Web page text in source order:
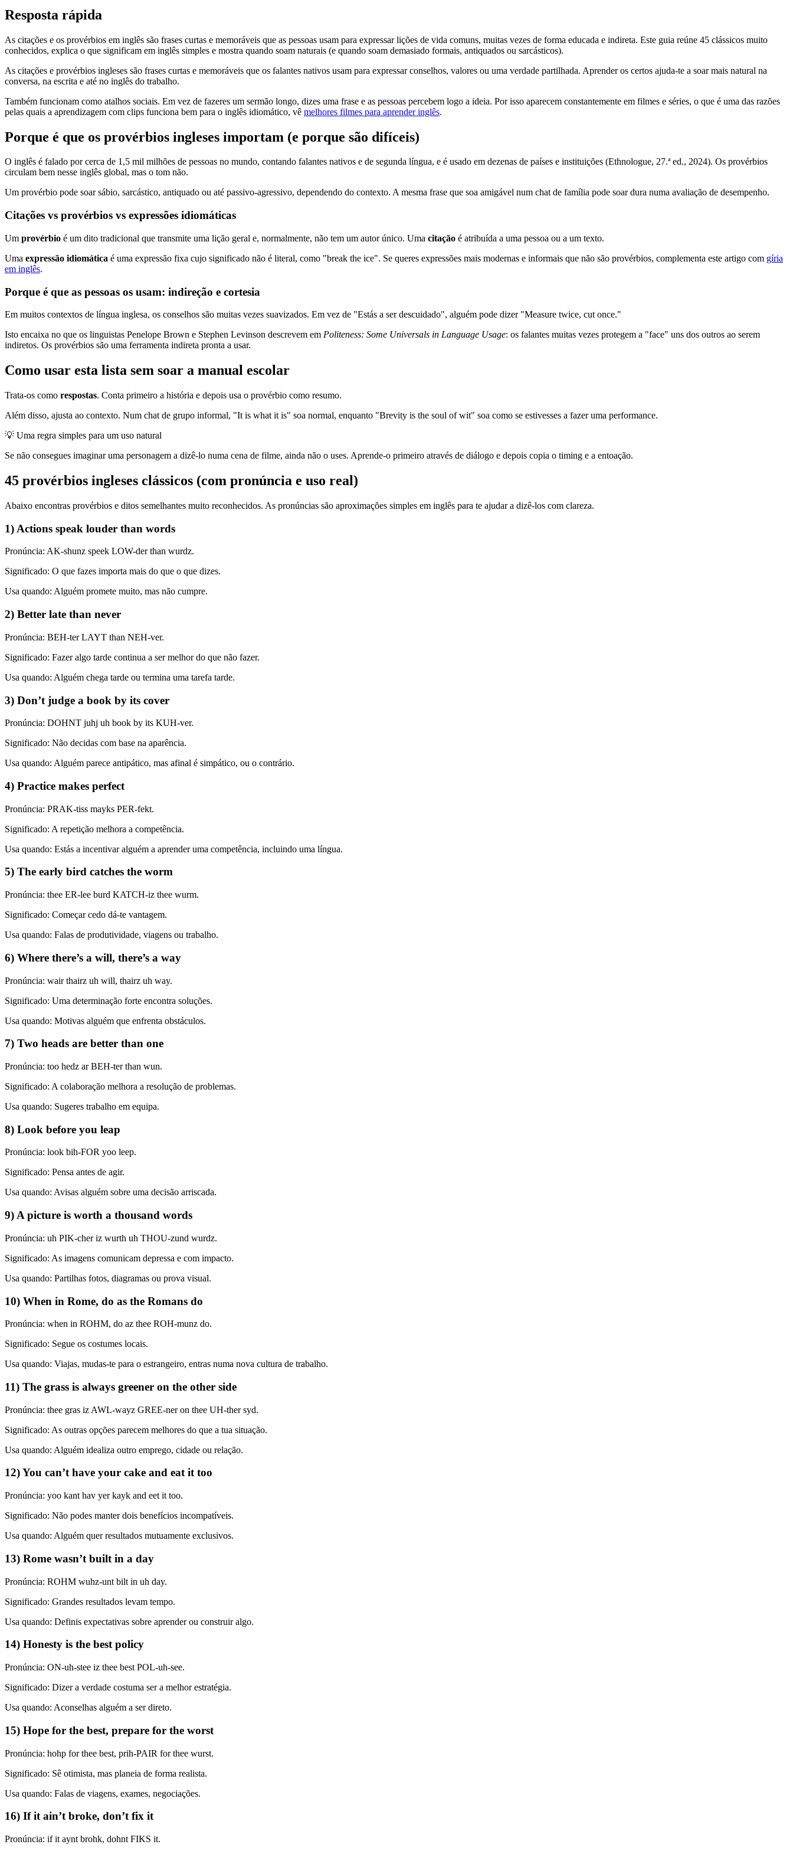
Resposta rápida
As citações e os provérbios em inglês são frases curtas e memoráveis que as pessoas usam para expressar lições de vida comuns, muitas vezes de forma educada e indireta. Este guia reúne 45 clássicos muito
conhecidos, explica o que significam em inglês simples e mostra quando soam naturais (e quando soam demasiado formais, antiquados ou sarcásticos).
As citações e provérbios ingleses são frases curtas e memoráveis que os falantes nativos usam para expressar conselhos, valores ou uma verdade partilhada. Aprender os certos ajuda-te a soar mais natural na
conversa, na escrita e até no inglês do trabalho.
Também funcionam como atalhos sociais. Em vez de fazeres um sermão longo, dizes uma frase e as pessoas percebem logo a ideia. Por isso aparecem constantemente em filmes e séries, o que é uma das razões
pelas quais a aprendizagem com clips funciona bem para o inglês idiomático, vê melhores filmes para aprender inglês.
Porque é que os provérbios ingleses importam (e porque são difíceis)
O inglês é falado por cerca de 1,5 mil milhões de pessoas no mundo, contando falantes nativos e de segunda língua, e é usado em dezenas de países e instituições (Ethnologue, 27.ª ed., 2024). Os provérbios
circulam bem nesse inglês global, mas o tom não.
Um provérbio pode soar sábio, sarcástico, antiquado ou até passivo-agressivo, dependendo do contexto. A mesma frase que soa amigável num chat de família pode soar dura numa avaliação de desempenho.
Citações vs provérbios vs expressões idiomáticas
Um provérbio é um dito tradicional que transmite uma lição geral e, normalmente, não tem um autor único. Uma citação é atribuída a uma pessoa ou a um texto.
Uma expressão idiomática é uma expressão fixa cujo significado não é literal, como "break the ice". Se queres expressões mais modernas e informais que não são provérbios, complementa este artigo com gíria
em inglês.
Porque é que as pessoas os usam: indireção e cortesia
Em muitos contextos de língua inglesa, os conselhos são muitas vezes suavizados. Em vez de "Estás a ser descuidado", alguém pode dizer "Measure twice, cut once."
Isto encaixa no que os linguistas Penelope Brown e Stephen Levinson descrevem em Politeness: Some Universals in Language Usage: os falantes muitas vezes protegem a "face" uns dos outros ao serem
indiretos. Os provérbios são uma ferramenta indireta pronta a usar.
Como usar esta lista sem soar a manual escolar
Trata-os como respostas. Conta primeiro a história e depois usa o provérbio como resumo.
Além disso, ajusta ao contexto. Num chat de grupo informal, "It is what it is" soa normal, enquanto "Brevity is the soul of wit" soa como se estivesses a fazer uma performance.
💡 Uma regra simples para um uso natural
Se não consegues imaginar uma personagem a dizê-lo numa cena de filme, ainda não o uses. Aprende-o primeiro através de diálogo e depois copia o timing e a entoação.
45 provérbios ingleses clássicos (com pronúncia e uso real)
Abaixo encontras provérbios e ditos semelhantes muito reconhecidos. As pronúncias são aproximações simples em inglês para te ajudar a dizê-los com clareza.
1) Actions speak louder than words
Pronúncia: AK-shunz speek LOW-der than wurdz.
Significado: O que fazes importa mais do que o que dizes.
Usa quando: Alguém promete muito, mas não cumpre.
2) Better late than never
Pronúncia: BEH-ter LAYT than NEH-ver.
Significado: Fazer algo tarde continua a ser melhor do que não fazer.
Usa quando: Alguém chega tarde ou termina uma tarefa tarde.
3) Don’t judge a book by its cover
Pronúncia: DOHNT juhj uh book by its KUH-ver.
Significado: Não decidas com base na aparência.
Usa quando: Alguém parece antipático, mas afinal é simpático, ou o contrário.
4) Practice makes perfect
Pronúncia: PRAK-tiss mayks PER-fekt.
Significado: A repetição melhora a competência.
Usa quando: Estás a incentivar alguém a aprender uma competência, incluindo uma língua.
5) The early bird catches the worm
Pronúncia: thee ER-lee burd KATCH-iz thee wurm.
Significado: Começar cedo dá-te vantagem.
Usa quando: Falas de produtividade, viagens ou trabalho.
6) Where there’s a will, there’s a way
Pronúncia: wair thairz uh will, thairz uh way.
Significado: Uma determinação forte encontra soluções.
Usa quando: Motivas alguém que enfrenta obstáculos.
7) Two heads are better than one
Pronúncia: too hedz ar BEH-ter than wun.
Significado: A colaboração melhora a resolução de problemas.
Usa quando: Sugeres trabalho em equipa.
8) Look before you leap
Pronúncia: look bih-FOR yoo leep.
Significado: Pensa antes de agir.
Usa quando: Avisas alguém sobre uma decisão arriscada.
9) A picture is worth a thousand words
Pronúncia: uh PIK-cher iz wurth uh THOU-zund wurdz.
Significado: As imagens comunicam depressa e com impacto.
Usa quando: Partilhas fotos, diagramas ou prova visual.
10) When in Rome, do as the Romans do
Pronúncia: when in ROHM, do az thee ROH-munz do.
Significado: Segue os costumes locais.
Usa quando: Viajas, mudas-te para o estrangeiro, entras numa nova cultura de trabalho.
11) The grass is always greener on the other side
Pronúncia: thee gras iz AWL-wayz GREE-ner on thee UH-ther syd.
Significado: As outras opções parecem melhores do que a tua situação.
Usa quando: Alguém idealiza outro emprego, cidade ou relação.
12) You can’t have your cake and eat it too
Pronúncia: yoo kant hav yer kayk and eet it too.
Significado: Não podes manter dois benefícios incompatíveis.
Usa quando: Alguém quer resultados mutuamente exclusivos.
13) Rome wasn’t built in a day
Pronúncia: ROHM wuhz-unt bilt in uh day.
Significado: Grandes resultados levam tempo.
Usa quando: Definis expectativas sobre aprender ou construir algo.
14) Honesty is the best policy
Pronúncia: ON-uh-stee iz thee best POL-uh-see.
Significado: Dizer a verdade costuma ser a melhor estratégia.
Usa quando: Aconselhas alguém a ser direto.
15) Hope for the best, prepare for the worst
Pronúncia: hohp for thee best, prih-PAIR for thee wurst.
Significado: Sê otimista, mas planeia de forma realista.
Usa quando: Falas de viagens, exames, negociações.
16) If it ain’t broke, don’t fix it
Pronúncia: if it aynt brohk, dohnt FIKS it.